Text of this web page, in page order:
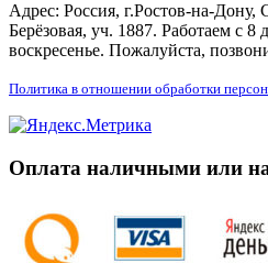
Адрес: Россия, г.Ростов-на-
Берёзовая, уч. 1887. Работаем с
воскресенье. Пожалуйста,
Политика в отношении обработки
Оплата наличными или